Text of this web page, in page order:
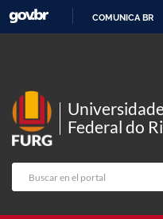
COMUNICA BR
Federal do